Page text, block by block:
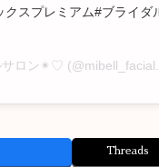
スプレミアム#ブライダ
サロン✴︎♡
Threads